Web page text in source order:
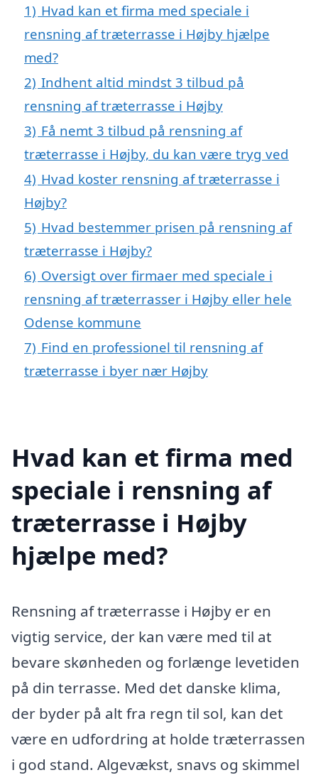
1) Hvad kan et firma med speciale i
rensning af træterrasse i Højby hjælpe
med?
2) Indhent altid mindst 3 tilbud på
rensning af træterrasse i Højby
3) Få nemt 3 tilbud på rensning af
træterrasse i Højby, du kan være tryg ved
4) Hvad koster rensning af træterrasse i
Højby?
5) Hvad bestemmer prisen på rensning af
træterrasse i Højby?
6) Oversigt over firmaer med speciale i
rensning af træterrasser i Højby eller hele
Odense kommune
7) Find en professionel til rensning af
træterrasse i byer nær Højby
Hvad kan et firma med
speciale i rensning af
træterrasse i Højby
hjælpe med?
Rensning af træterrasse i Højby er en
vigtig service, der kan være med til at
bevare skønheden og forlænge levetiden
på din terrasse. Med det danske klima,
der byder på alt fra regn til sol, kan det
være en udfordring at holde træterrassen
i god stand. Algevækst, snavs og skimmel